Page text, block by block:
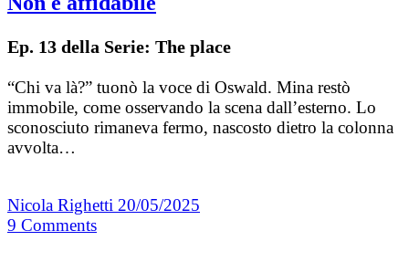
Ep. 13 della Serie: The place
“Chi va là?” tuonò la voce di Oswald. Mina restò
immobile, come osservando la scena dall’esterno. Lo
sconosciuto rimaneva fermo, nascosto dietro la colonna
avvolta…
Nicola Righetti 20/05/2025
9 Comments